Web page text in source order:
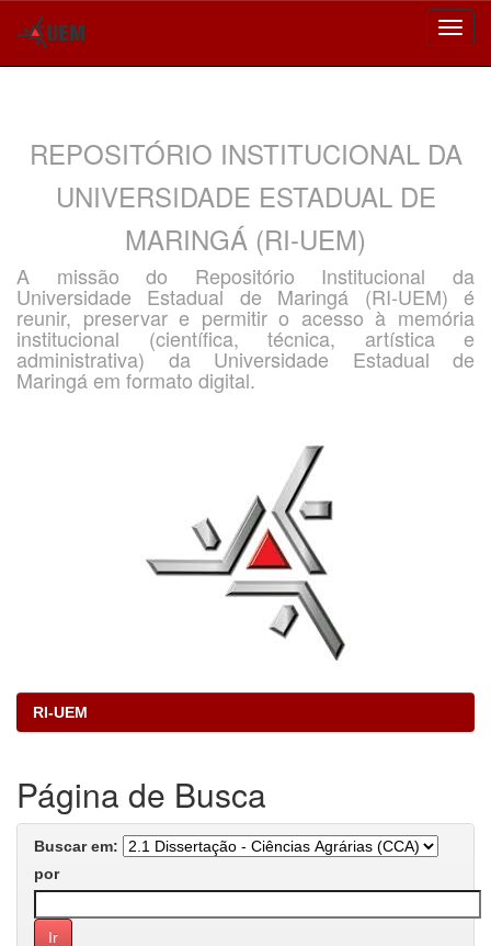
REPOSITÓRIO INSTITUCIONAL DA
UNIVERSIDADE ESTADUAL DE
MARINGÁ (RI-UEM)
A missão do Repositório Institucional da
Universidade Estadual de Maringá (RI-UEM) é
reunir, preservar e permitir o acesso à memória
institucional (científica, técnica, artística e
administrativa) da Universidade Estadual de
Maringá em formato digital.
RI-UEM
Página de Busca
Buscar em:
por